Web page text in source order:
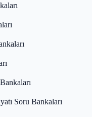
Soru Bankaları